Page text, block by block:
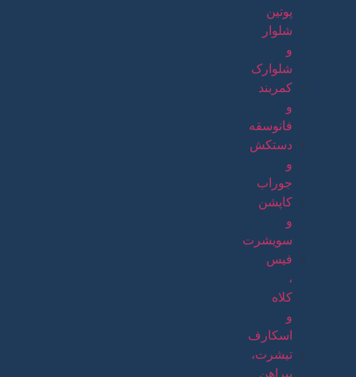
پوتین
شلوار
و
شلوارک
کمربند
و
فانوسقه
دستکش
و
جوراب
کاپشن
و
سویشرت
فیس
،
کلاه
و
اسکارف
تیشرت،
پیراهن